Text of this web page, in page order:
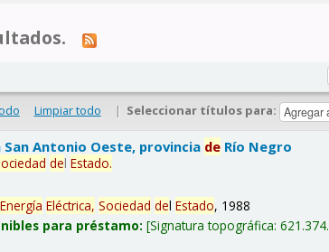
Limpiar todo | Seleccionar títulos para:
Antonio Oeste, provincia de Río Negro
delEstado.
Energía Eléctrica, Sociedad delEstado, 1988
para préstamo: Signatura topográfica: